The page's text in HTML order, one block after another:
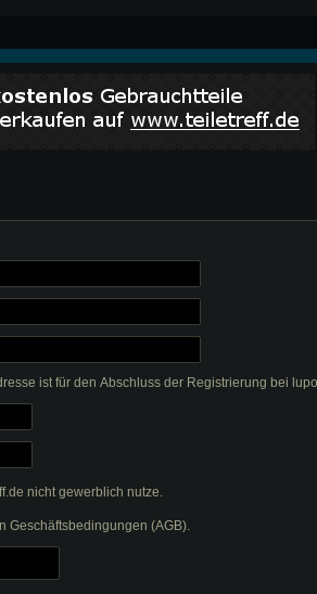
ist für den Abschluss der Registrierung bei
nicht gewerblich nutze.
Geschäftsbedingungen (AGB).